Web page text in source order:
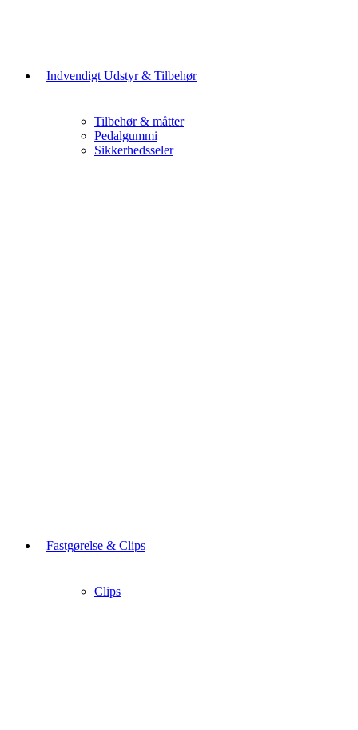
Indvendigt Udstyr & Tilbehør
Tilbehør & måtter
Pedalgummi
Sikkerhedsseler
Fastgørelse & Clips
Clips